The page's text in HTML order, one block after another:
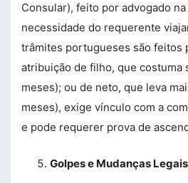
Consular), feito por advogado
necessidade do requerente
trâmites portugueses são feitos
atribuição de filho, que costuma
meses); ou de neto, que leva
meses), exige vínculo com a
e pode requerer prova de
Golpes e Mudanças Legais